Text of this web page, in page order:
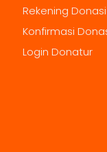
Rekening Donasi
Konfirmasi
Login Donatur